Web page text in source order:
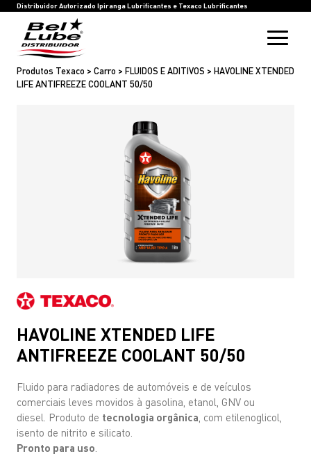
Distribuidor Autorizado Ipiranga Lubrificantes e Texaco Lubrificantes
HOME
BEL LUBE
BLOG
RASTREIE SUA COMPRA
INOVAÇÃO
SAC
IPIRANGA LUBRIFICANTES
TEXACO LUBRIFICANTES
Produtos Texaco > Carro > FLUIDOS E ADITIVOS > HAVOLINE XTENDED
LIFE ANTIFREEZE COOLANT 50/50
HAVOLINE XTENDED LIFE
ANTIFREEZE COOLANT 50/50
Fluido para radiadores de automóveis e de veículos
comerciais leves movidos à gasolina, etanol, GNV ou
diesel. Produto de tecnologia orgânica , com etilenoglicol,
isento de nitrito e silicato.
Pronto para uso